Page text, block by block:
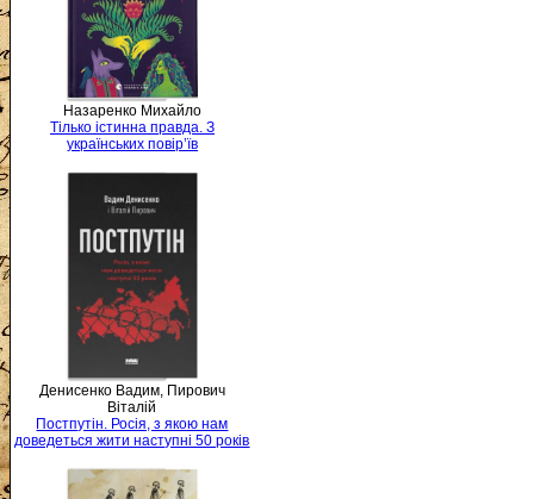
Назаренко Михайло
Тілько істинна правда. З
українських повір’їв
Денисенко Вадим, Пирович
Віталій
Постпутін. Росія, з якою нам
доведеться жити наступні 50 років